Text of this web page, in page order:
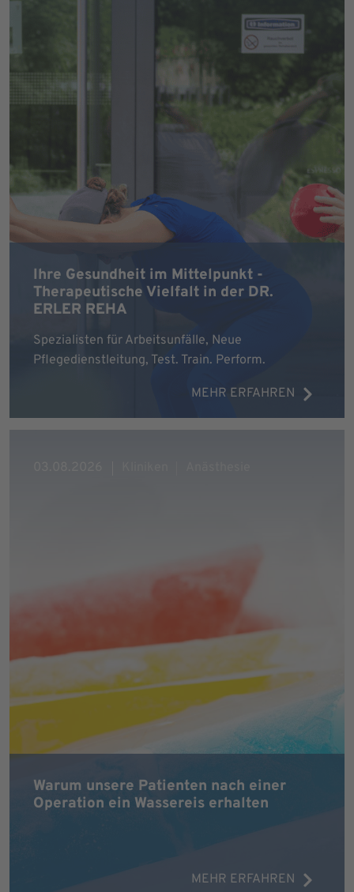
Ihre Gesundheit im Mittelpunkt -
Therapeutische Vielfalt in der DR.
ERLER REHA
Spezialisten für Arbeitsunfälle, Neue
Pflegedienstleitung, Test. Train. Perform.
MEHR ERFAHREN
Warum unsere Patienten nach einer
Operation ein Wassereis erhalten
MEHR ERFAHREN